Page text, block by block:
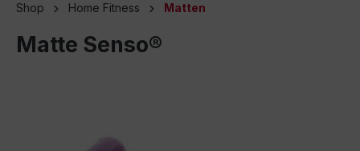
Shop Home Fitness Matten
Matte Senso®